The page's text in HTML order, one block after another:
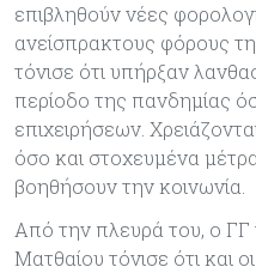
επιβληθούν νέες
ανείσπρακτους φόρους
τόνισε ότι υπήρξαν
περίοδο της πανδημίας
επιχειρήσεων.
όσο και στοχευμένα
βοηθήσουν την κοινωνία.
Από την πλευρά του, ο
Ματθαίου τόνισε ότι και